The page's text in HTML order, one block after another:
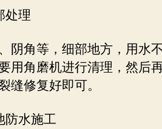
处理
阴角等，细部地方，用水
用角磨机进行清理，然后
缝修复好即可。
防水施工